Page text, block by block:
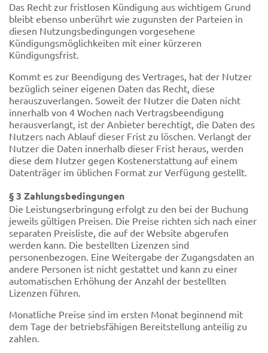
Das Recht zur fristlosen Kündigung aus wichtigem Grund
bleibt ebenso unberührt wie zugunsten der Parteien in
diesen Nutzungsbedingungen vorgesehene
Kündigungsmöglichkeiten mit einer kürzeren
Kündigungsfrist.
Kommt es zur Beendigung des Vertrages, hat der Nutzer
bezüglich seiner eigenen Daten das Recht, diese
herauszuverlangen. Soweit der Nutzer die Daten nicht
innerhalb von 4 Wochen nach Vertragsbeendigung
herausverlangt, ist der Anbieter berechtigt, die Daten des
Nutzers nach Ablauf dieser Frist zu löschen. Verlangt der
Nutzer die Daten innerhalb dieser Frist heraus, werden
diese dem Nutzer gegen Kostenerstattung auf einem
Datenträger im üblichen Format zur Verfügung gestellt.
§ 3 Zahlungsbedingungen
Die Leistungserbringung erfolgt zu den bei der Buchung
jeweils gültigen Preisen. Die Preise richten sich nach einer
separaten Preisliste, die auf der Website abgerufen
werden kann. Die bestellten Lizenzen sind
personenbezogen. Eine Weitergabe der Zugangsdaten an
andere Personen ist nicht gestattet und kann zu einer
automatischen Erhöhung der Anzahl der bestellten
Lizenzen führen.
Monatliche Preise sind im ersten Monat beginnend mit
dem Tage der betriebsfähigen Bereitstellung anteilig zu
zahlen.